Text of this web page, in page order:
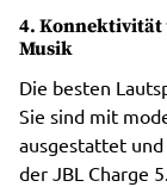
4. Konnektivität
Musik
Die besten
Sie sind mit
ausgestattet und
der JBL Charge